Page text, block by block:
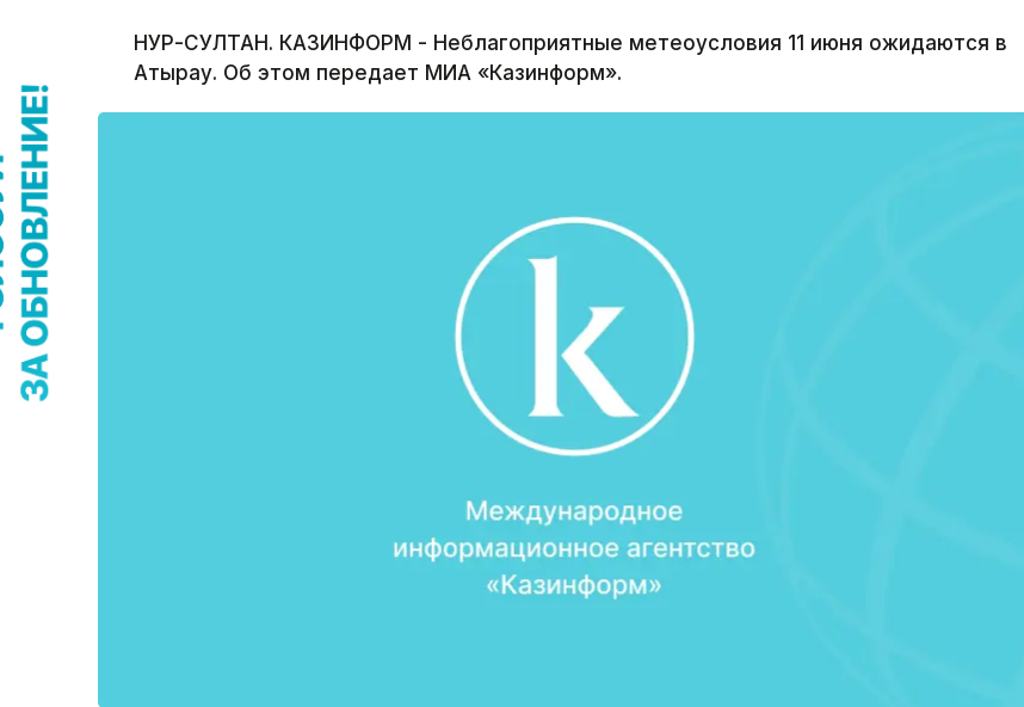
НУР-СУЛТАН. КАЗИНФОРМ - Неблагоприятные метеоусловия 11 июня ожидаются в
Атырау. Об этом передает МИА «Казинформ».